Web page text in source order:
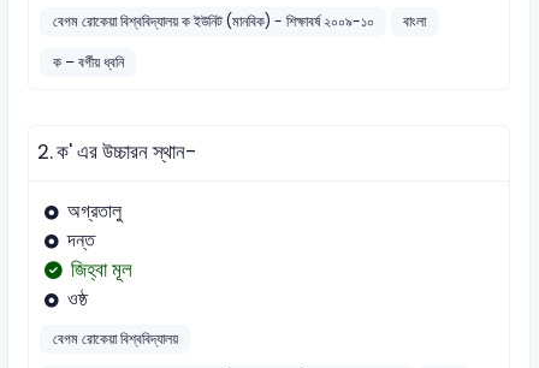
বেগম রোকেয়া বিশ্ববিদ্যালয় ক ইউনিট (মানবিক) - শিক্ষাবর্ষ ২০০৯-১০
বাংলা
ক – বর্গীয় ধ্বনি
2.ক' এর উচ্চারন স্থান-
অগ্রতালু
দন্ত
জিহ্বা মূল
ওষ্ঠ
বেগম রোকেয়া বিশ্ববিদ্যালয়